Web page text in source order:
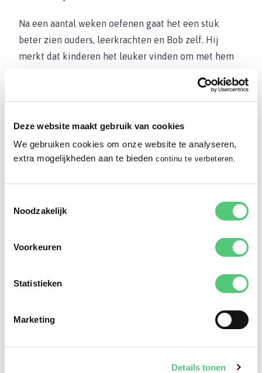
Deze website maakt gebruik van cookies
We gebruiken cookies om onze website te analyseren,
extra mogelijkheden aan te bieden continu te verbeteren.
Noodzakelijk
Voorkeuren
Statistieken
Marketing
Details tonen
Na een aantal weken oefenen gaat het een stuk
beter zien ouders, leerkrachten en Bob zelf. Hij
merkt dat kinderen het leuker vinden om met hem
heeft zelfs al een keer een speelafspraak gehad en
dat geeft hem veel zelfvertrouwen. Bommetje Bob is
verdwenen en komt wat Bob betreft ook niet meer
Britt de Vries (Orthopedagoog)
Privé delen